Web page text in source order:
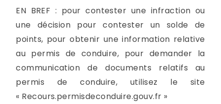
EN BREF : pour contester une infraction ou
une décision pour contester un solde de
points, pour obtenir une information relative
au permis de conduire, pour demander la
communication de documents relatifs au
permis de conduire, utilisez le site
« Recours.permisdeconduire.gouv.fr »